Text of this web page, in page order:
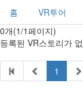
홈
VR투어
0개(1/1페이지)
등록된 VR스토리가
1